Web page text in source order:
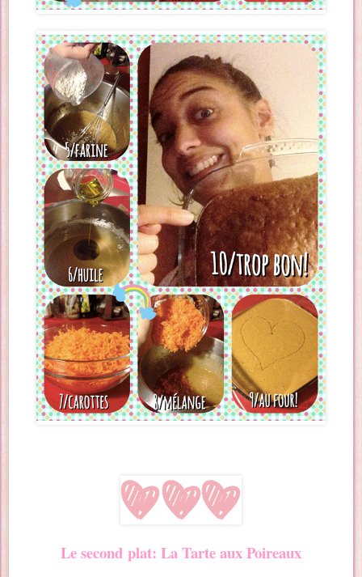
Le second plat: La Tarte aux Poireaux